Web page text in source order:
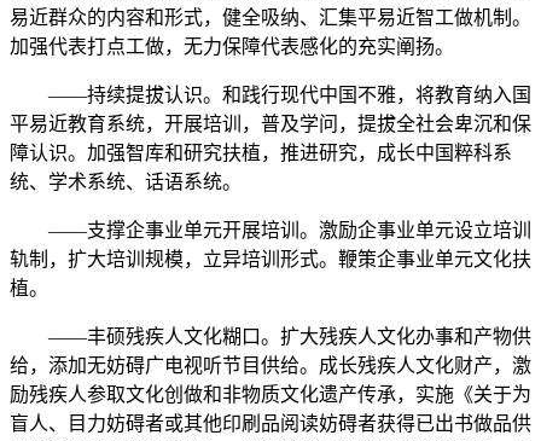
易近群众的内容和形式，健全吸纳、汇集平易近智工做机制。
加强代表打点工做，无力保障代表感化的充实阐扬。
——持续提拔认识。和践行现代中国不雅，将教育纳入国
平易近教育系统，开展培训，普及学问，提拔全社会卑沉和保
障认识。加强智库和研究扶植，推进研究，成长中国粹科系
统、学术系统、话语系统。
——支撑企事业单元开展培训。激励企事业单元设立培训
轨制，扩大培训规模，立异培训形式。鞭策企事业单元文化扶
植。
——丰硕残疾人文化糊口。扩大残疾人文化办事和产物供
给，添加无妨碍广电视听节目供给。成长残疾人文化财产，激
励残疾人参取文化创做和非物质文化遗产传承，实施《关于为
盲人、目力妨碍者或其他印刷品阅读妨碍者获得已出书做品供